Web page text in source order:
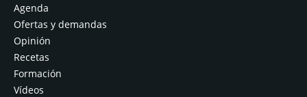
Agenda
Ofertas y demandas
Opinión
Recetas
Formación
Vídeos